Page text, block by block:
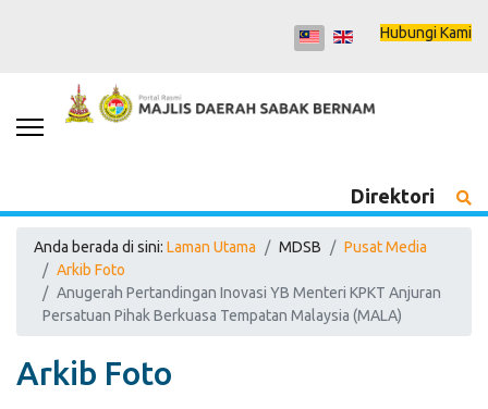
Hubungi Kami
Direktori
Anda berada di sini: Laman Utama MDSB
Pusat Media
Arkib Foto
Anugerah Pertandingan Inovasi YB Menteri KPKT Anjuran
Persatuan Pihak Berkuasa Tempatan Malaysia (MALA)
Arkib Foto